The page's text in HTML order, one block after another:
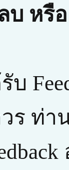
บ หรื
ร ท่า